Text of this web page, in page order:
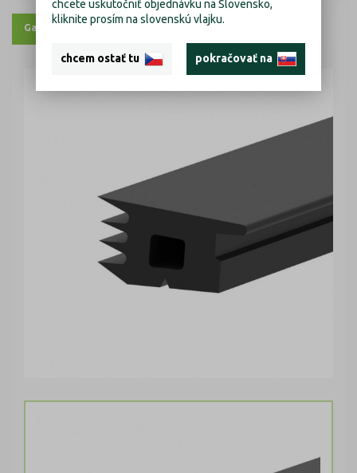
Galerie Výkresy
chcete uskutočniť objednávku na Slovensko,
kliknite prosím na slovenskú vlajku.
chcem ostať tu pokračovať na